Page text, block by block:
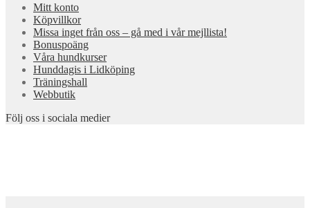
Mitt konto
Köpvillkor
Missa inget från oss – gå med i vår mejllista!
Bonuspoäng
Våra hundkurser
Hunddagis i Lidköping
Träningshall
Webbutik
Följ oss i sociala medier